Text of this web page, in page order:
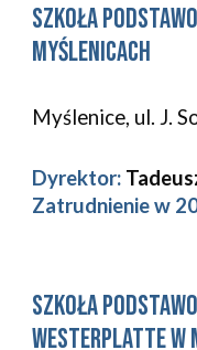
Szkoła
Myślenicach
Myślenice, ul. J.
Dyrektor:
Zatrudnienie w
Szkoła
Westerplatte w